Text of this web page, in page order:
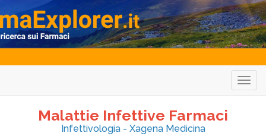
Malattie Infettive Farmaci
Infettivologia - Xagena Medicina